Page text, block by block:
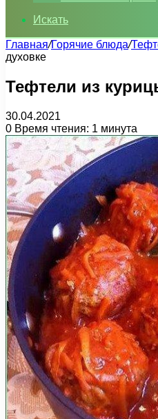
Искать
Главная/Горячие блюда/
духовке
Тефтели из
30.04.2021
0 Время чтения: 1 минута